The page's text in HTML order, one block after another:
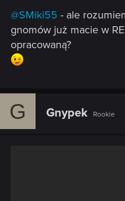
@SMiki55 - ale
gnomów już macie w
opracowaną?
G Gnypek Rookie